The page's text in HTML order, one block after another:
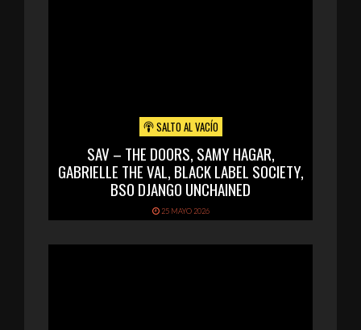
SALTO AL VACÍO
SAV – THE DOORS, SAMY HAGAR,
GABRIELLE THE VAL, BLACK LABEL SOCIETY,
BSO DJANGO UNCHAINED
25 MAYO 2026